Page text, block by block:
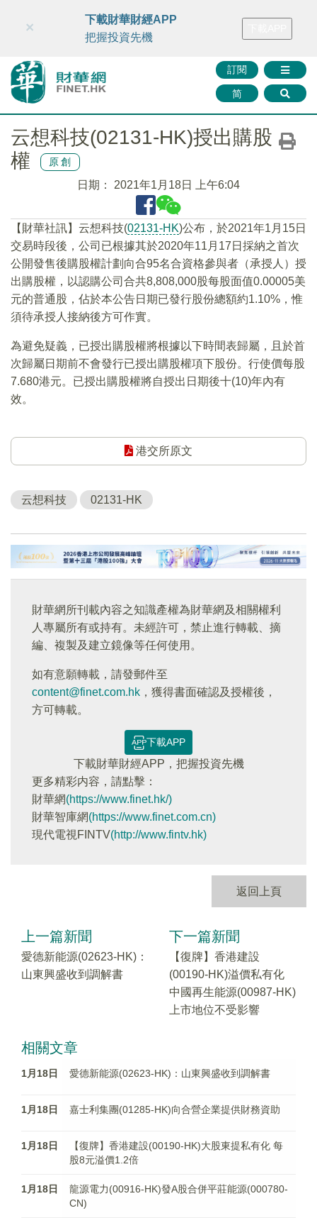
財華智庫網 FINTV FINMETA 財華證券 媒體矩陣
訂閱
简
×
下載財華財經APP
把握投資先機
云想科技(02131-HK)授出購股
權
原創
日期： 2021年1月18日 上午6:04
【財華社訊】云想科技(02131-HK)公布，於2021年1月15日
交易時段後，公司已根據其於2020年11月17日採納之首次
公開發售後購股權計劃向合95名合資格參與者（承授人）授
出購股權，以認購公司合共8,808,000股每股面值0.00005美
元的普通股，佔於本公告日期已發行股份總額約1.10%，惟
須待承授人接納後方可作實。
為避免疑義，已授出購股權將根據以下時間表歸屬，且於首
次歸屬日期前不會發行已授出購股權項下股份。行使價每股
7.680港元。已授出購股權將自授出日期後十(10)年內有
效。
港交所原文
云想科技 02131-HK
財華網所刊載內容之知識產權為財華網及相關權利
人專屬所有或持有。未經許可，禁止進行轉載、摘
編、複製及建立鏡像等任何使用。
如有意願轉載，請發郵件至
content@finet.com.hk ，獲得書面確認及授權後，
方可轉載。
下載APP
下載財華財經APP，把握投資先機
更多精彩内容，請點擊：
財華網(https://www.finet.hk/)
財華智庫網(https://www.finet.com.cn)
現代電視FINTV(http://www.fintv.hk)
返回上頁
上一篇新聞
愛德新能源(02623-HK)：
山東興盛收到調解書
下一篇新聞
【復牌】香港建設
(00190-HK)溢價私有化
中國再生能源(00987-HK)
上市地位不受影響
相關文章
1月18日 愛德新能源(02623-HK)：山東興盛收到調解書
1月18日 嘉士利集團(01285-HK)向合營企業提供財務資助
1月18日
【復牌】香港建設(00190-HK)大股東提私有化 每
股8元溢價1.2倍
1月18日
龍源電力(00916-HK)發A股合併平莊能源(000780-
CN)